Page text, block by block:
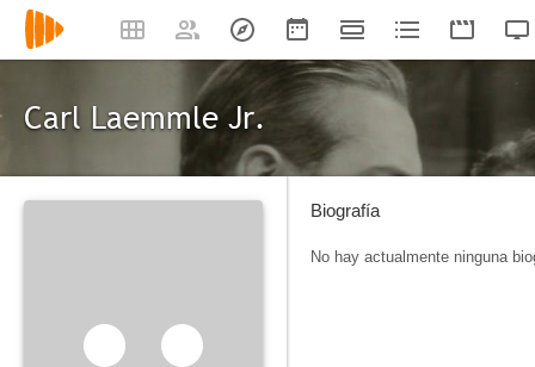
Carl Laemmle Jr.
Biografía
No hay actualmente ninguna